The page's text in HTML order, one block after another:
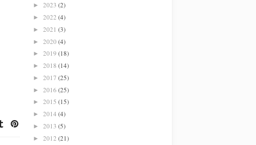
► 2023 (2)
► 2022 (4)
► 2021 (3)
► 2020 (4)
► 2019 (18)
► 2018 (14)
► 2017 (25)
► 2016 (25)
► 2015 (15)
► 2014 (4)
► 2013 (5)
► 2012 (21)